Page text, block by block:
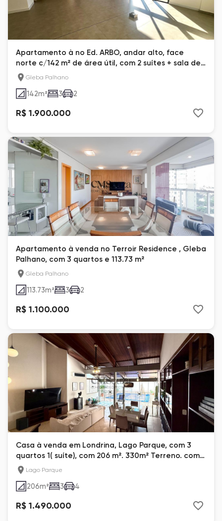
Apartamento à no Ed. ARBO, andar alto, face
norte c/142 m² de área útil, com 2 suítes + sala de
TV, 2 vagas na Gleba Palhano, Londrina
Gleba Palhano
142m² 3 2
R$ 1.900.000
Apartamento à venda no Terroir Residence , Gleba
Palhano, com 3 quartos e 113.73 m²
Gleba Palhano
113.73m² 3 2
R$ 1.100.000
Casa à venda em Londrina, Lago Parque, com 3
quartos 1( suíte), com 206 m². 330m² Terreno. com
piscina.
Lago Parque
206m² 3 4
R$ 1.490.000